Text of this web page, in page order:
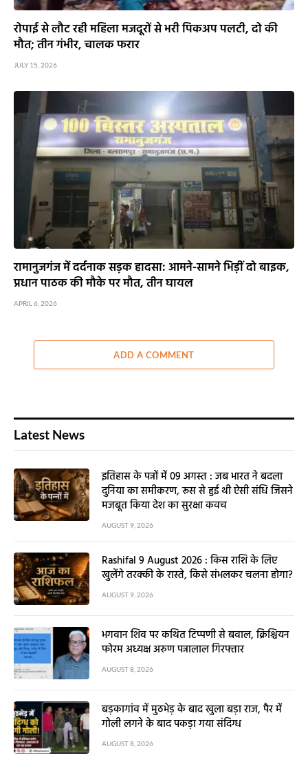
रोपाई से लौट रही महिला मजदूरों से भरी पिकअप पलटी, दो की
मौत; तीन गंभीर, चालक फरार
JULY 15, 2026
रामानुजगंज में दर्दनाक सड़क हादसा: आमने-सामने भिड़ीं दो बाइक,
प्रधान पाठक की मौके पर मौत, तीन घायल
APRIL 6, 2026
ADD A COMMENT
Latest News
इतिहास के पन्नों में 09 अगस्त : जब भारत ने बदला
दुनिया का समीकरण, रूस से हुई थी ऐसी संधि जिसने
मजबूत किया देश का सुरक्षा कवच
AUGUST 9, 2026
Rashifal 9 August 2026 : किस राशि के लिए
खुलेंगे तरक्की के रास्ते, किसे संभलकर चलना होगा?
AUGUST 9, 2026
भगवान शिव पर कथित टिप्पणी से बवाल, क्रिश्चियन
फोरम अध्यक्ष अरुण पन्नालाल गिरफ्तार
AUGUST 8, 2026
बड़कागांव में मुठभेड़ के बाद खुला बड़ा राज, पैर में
गोली लगने के बाद पकड़ा गया संदिग्ध
AUGUST 8, 2026